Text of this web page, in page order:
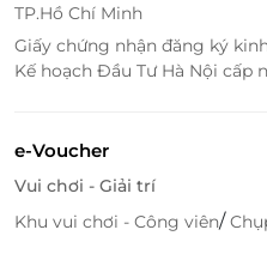
TP.Hồ Chí Minh
Giấy chứng nhận đăng ký
Kế hoạch Đầu Tư Hà Nội cấp
e-Voucher
Vui chơi - Giải trí
Khu vui chơi - Công viên/